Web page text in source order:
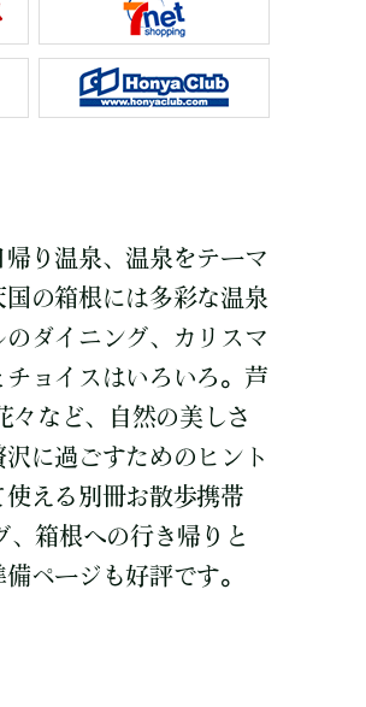
り温泉、温泉をテーマ
の箱根には多彩な温泉
ダイニング、カリスマ
ョイスはいろいろ。芦
々など、自然の美しさ
に過ごすためのヒント
える別冊お散歩携帯
箱根への行き帰りと
ページも好評です。